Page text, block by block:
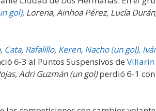
gol), Lorena, Ainhoa Pérez, Lucía
, Cata, Rafalillo, Keren, Nacho (un gol),
6-3 al Puntos Suspensivos de Villarín
Adri Guzmán (un gol)perdió 6-1